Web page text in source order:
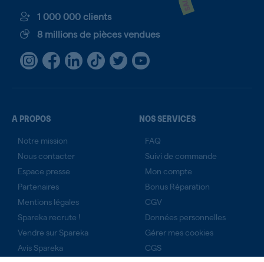
1 000 000 clients
8 millions de pièces vendues
A PROPOS
Notre mission
Nous contacter
Espace presse
Partenaires
Mentions légales
Spareka recrute !
Vendre sur Spareka
Avis Spareka
NOS SERVICES
FAQ
Suivi de commande
Mon compte
Bonus Réparation
CGV
Données personnelles
Gérer mes cookies
CGS